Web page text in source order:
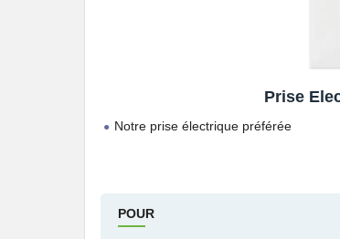
Prise
Notre prise électrique préférée
POUR